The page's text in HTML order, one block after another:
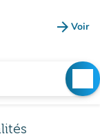
arrow_forward Voir